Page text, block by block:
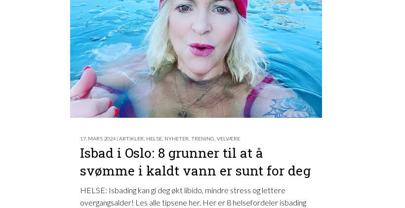
17. MARS 2024 | ARTIKLER HELSE NYHETER TRENING VELVÆRE
Isbad i Oslo: 8 grunner til at å
svømme i kaldt vann er sunt for deg
HELSE: Isbading kan gi deg økt libido, mindre stress og lettere
overgangsalder! Les alle tipsene her. Her er 8 helsefordeler isbading